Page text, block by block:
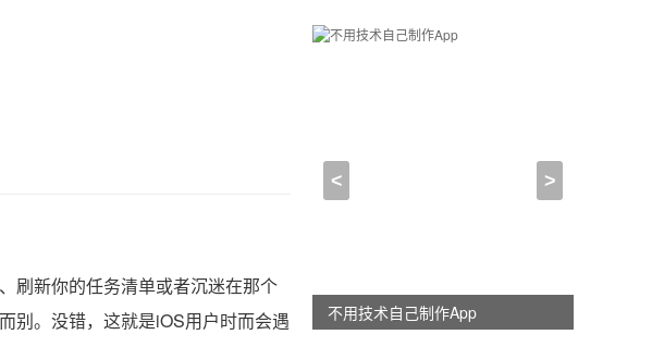
刷新你的任务清单或者沉迷在那个
。没错，这就是iOS用户时而会遇
< >
不用技术自己制作App